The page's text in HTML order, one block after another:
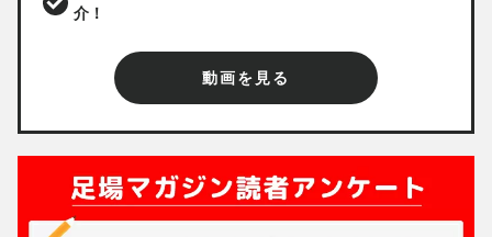
介！
動画を見る